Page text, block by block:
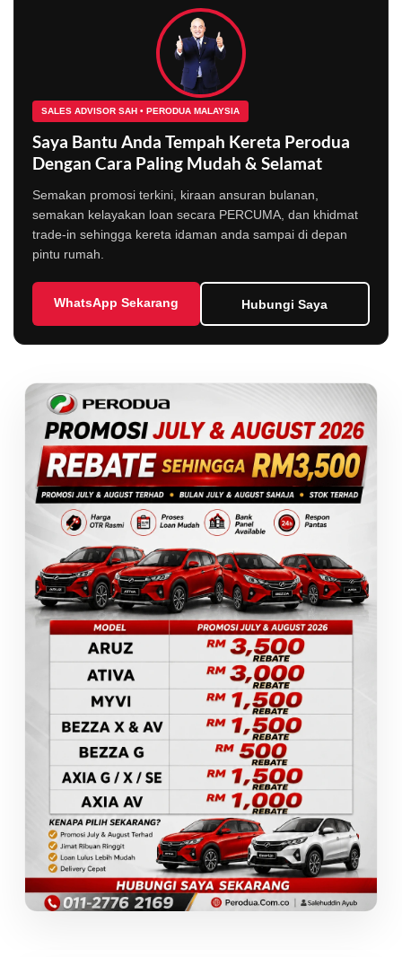
SALES ADVISOR SAH • PERODUA MALAYSIA
Saya Bantu Anda Tempah Kereta Perodua
Dengan Cara Paling Mudah & Selamat
Semakan promosi terkini, kiraan ansuran bulanan,
semakan kelayakan loan secara PERCUMA, dan khidmat
trade-in sehingga kereta idaman anda sampai di depan
pintu rumah.
WhatsApp Sekarang Hubungi Saya